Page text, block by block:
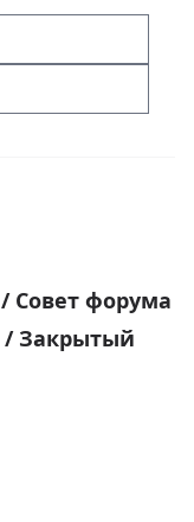
/ Совет форума
/ Закрытый